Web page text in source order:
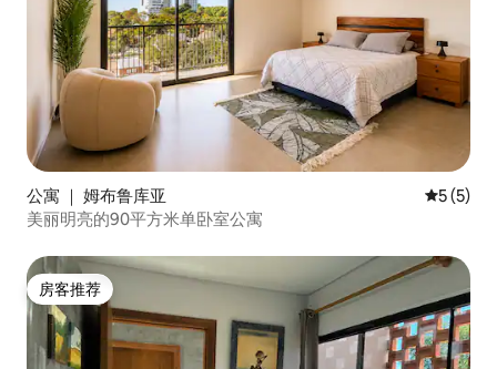
公寓 ｜ 姆布鲁库亚 平均评分
5 (5)
美丽明亮的90平方米单卧室公寓
房客推荐
房客推荐